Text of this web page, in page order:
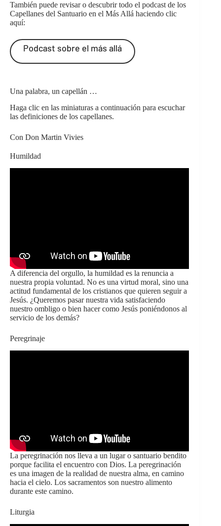
También puede revisar o descubrir todo el podcast de los
Capellanes del Santuario en el Más Allá haciendo clic
aquí:
Podcast sobre el más allá
Una palabra, un capellán …
Haga clic en las miniaturas a continuación para escuchar
las definiciones de los capellanes.
Con Don Martin Vivies
Humildad
A diferencia del orgullo, la humildad es la renuncia a
nuestra propia voluntad. No es una virtud moral, sino una
actitud fundamental de los cristianos que quieren seguir a
Jesús. ¿Queremos pasar nuestra vida satisfaciendo
nuestro ombligo o bien hacer como Jesús poniéndonos al
servicio de los demás?
Peregrinaje
La peregrinación nos lleva a un lugar o santuario bendito
porque facilita el encuentro con Dios. La peregrinación
es una imagen de la realidad de nuestra alma, en camino
hacia el cielo. Los sacramentos son nuestro alimento
durante este camino.
Liturgia